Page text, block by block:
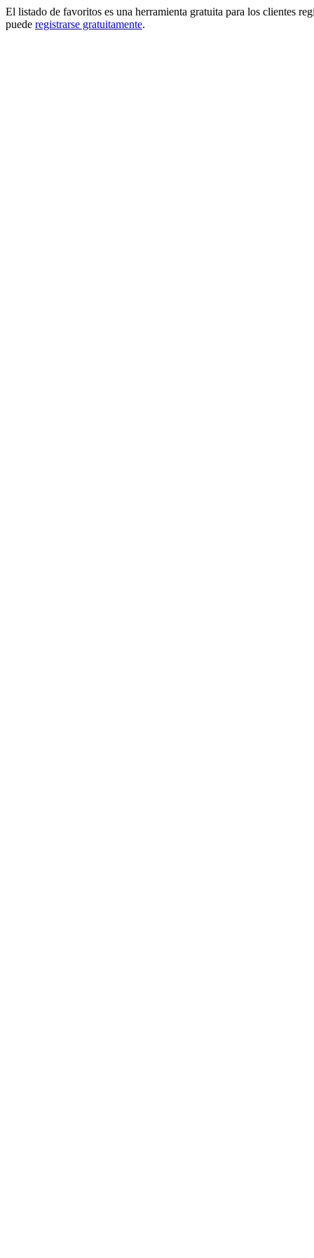
El listado de favoritos es una herramienta gratuita para los clientes
puede registrarse gratuitamente.